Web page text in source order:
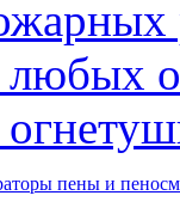
любых
пены и